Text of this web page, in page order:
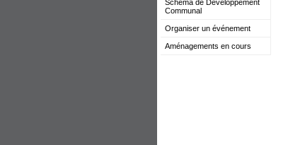
Schéma de Développement
Communal
Organiser un événement
Aménagements en cours